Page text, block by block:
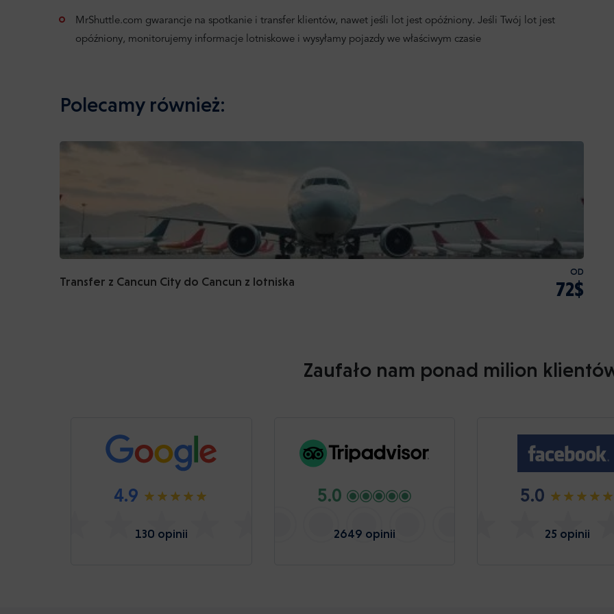
MrShuttle.com gwarancje na spotkanie i transfer klientów, nawet jeśli lot jest opóźniony. Jeśli Twój lot jest
opóźniony, monitorujemy informacje lotniskowe i wysyłamy pojazdy we właściwym czasie
Polecamy również:
Transfer z Cancun City do Cancun z lotniska
OD
72$
Zaufało nam ponad milion
4.9
130 opinii
5.0
2649 opinii
5.0
25 opinii